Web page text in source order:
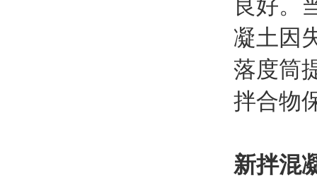
良好。
凝土因
落度筒
拌合物
新拌混